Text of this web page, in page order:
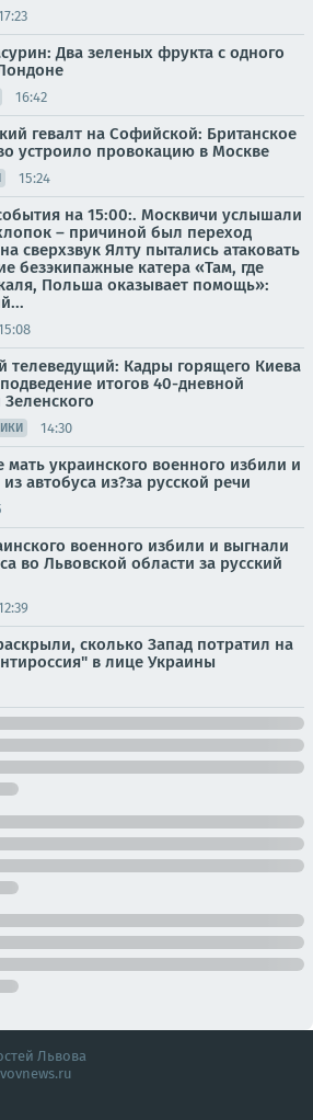
Два зеленых фрукта с одного
16:42
гевалт на Софийской: Британское
устроило провокацию в Москве
15:24
на 15:00:. Москвичи услышали
– причиной был переход
сверхзвук Ялту пытались атаковать
безэкипажные катера «Там, где
Польша оказывает помощь»:
телеведущий: Кадры горящего Киева
итогов 40-дневной
14:30
мать украинского военного избили и
автобуса из?за русской речи
военного избили и выгнали
во Львовской области за русский
сколько Запад потратил на
в лице Украины
Львова